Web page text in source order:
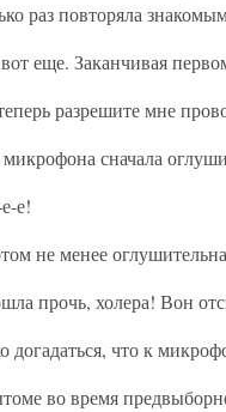
раз повторяла
еще. Заканчивая
разрешите мне
сначала
е!
не менее
прочь, холера! Вон
догадаться, что к
во время